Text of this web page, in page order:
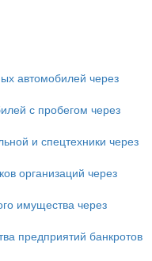
автомобилей через
с пробегом через
и спецтехники через
организаций через
имущества через
предприятий банкротов